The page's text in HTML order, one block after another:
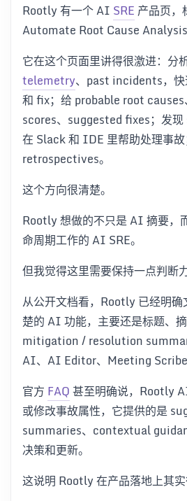
Rootly 有一个 AI SRE产品页，
Automate Root Cause Analysis
它在这个页面里讲得很激进：分
telemetry、past incidents，
和 fix；给 probable root
scores、suggested fixes；发
在 Slack 和 IDE 里帮助处理事
retrospectives。
这个方向很清楚。
Rootly 想做的不只是 AI 摘要，
命周期工作的 AI SRE。
但我觉得这里需要保持一点判断力
从公开文档看，Rootly 已经明
楚的 AI 功能，主要还是标题、
mitigation / resolution
AI、AI Editor、Meeting Scribe
官方 FAQ甚至明确说，Rootly
或修改事故属性，它提供的是
summaries、contextual
决策和更新。
这说明 Rootly 在产品落地上其实